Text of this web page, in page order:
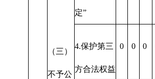
（三）
不予公
定”
4.保护第三
方合法权益
0 0 0